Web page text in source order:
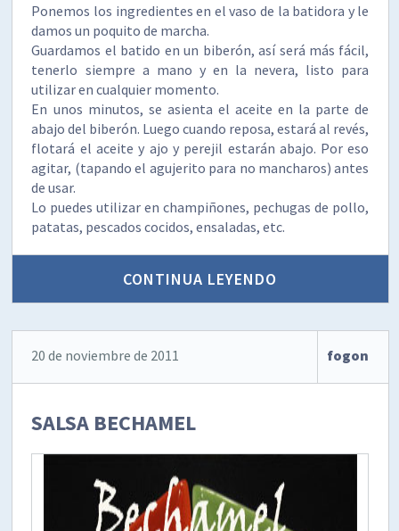
Ponemos los ingredientes en el vaso de la batidora y le
damos un poquito de marcha.
Guardamos el batido en un biberón, así será más fácil,
tenerlo siempre a mano y en la nevera, listo para
utilizar en cualquier momento.
En unos minutos, se asienta el aceite en la parte de
abajo del biberón. Luego cuando reposa, estará al revés,
flotará el aceite y ajo y perejil estarán abajo. Por eso
agitar, (tapando el agujerito para no mancharos) antes
de usar.
Lo puedes utilizar en champiñones, pechugas de pollo,
patatas, pescados cocidos, ensaladas, etc.
CONTINUA LEYENDO
20 de noviembre de 2011 fogon
SALSA BECHAMEL